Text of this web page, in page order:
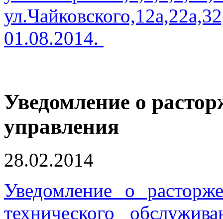
01.08.2014.
Уведомление о
управления
28.02.2014
Уведомление о
технического